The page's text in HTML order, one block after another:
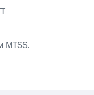
MTSS.